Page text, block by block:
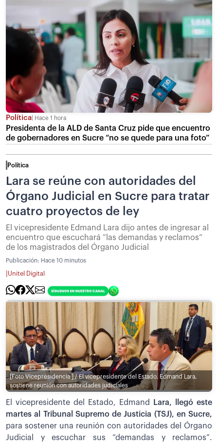
Política Hace 1 hora
Presidenta de la ALD de Santa Cruz pide que encuentro
de gobernadores en Sucre “no se quede para una foto”
Política
Lara se reúne con autoridades del
Órgano Judicial en Sucre para tratar
cuatro proyectos de ley
El vicepresidente Edmand Lara dijo antes de ingresar al
encuentro que escuchará “las demandas y reclamos”
de los magistrados del Órgano Judicial
Publicación: Hace 10 minutos
Unitel Digital
[Foto Vicepresidencia ] / El vicepresidente del Estado, Edmand Lara,
sostiene reunión con autoridades judiciales
El vicepresidente del Estado, Edmand
Lara, llegó este
martes al Tribunal Supremo de Justicia (TSJ), en Sucre,
para sostener una reunión con autoridades del Órgano
Judicial y escuchar sus “demandas y reclamos”.